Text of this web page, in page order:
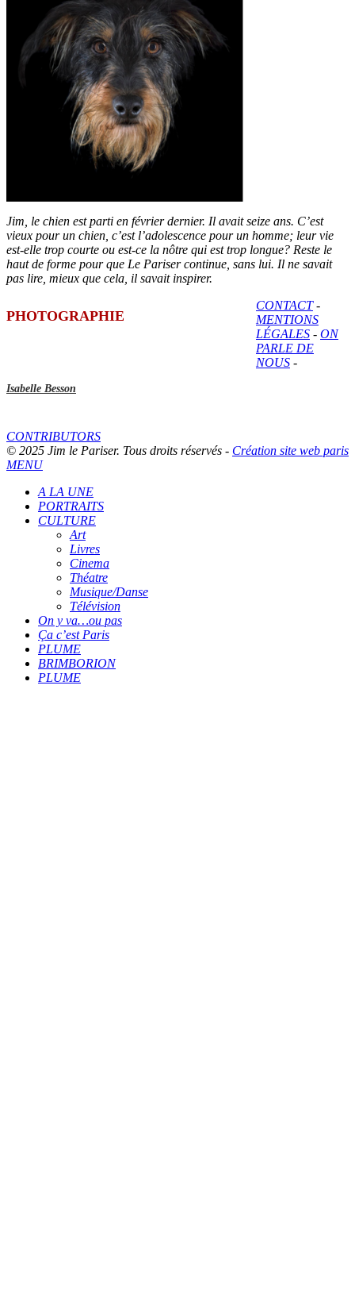
Jim, le chien est parti en février dernier. Il avait seize ans. C’est
vieux pour un chien, c’est l’adolescence pour un homme; leur vie
est-elle trop courte ou est-ce la nôtre qui est trop longue? Reste le
haut de forme pour que Le Pariser continue, sans lui. Il ne savait
pas lire, mieux que cela, il savait inspirer.
PHOTOGRAPHIE
Isabelle Besson
CONTACT-
MENTIONS
LÉGALES - ON
PARLE DE
NOUS -
CONTRIBUTORS
© 2025 Jim le Pariser. Tous droits réservés - Création site web paris
MENU
A LA UNE
PORTRAITS
CULTURE
Art
Livres
Cinema
Théatre
Musique/Danse
Télévision
On y va…ou pas
Ça c’est Paris
PLUME
BRIMBORION
PLUME